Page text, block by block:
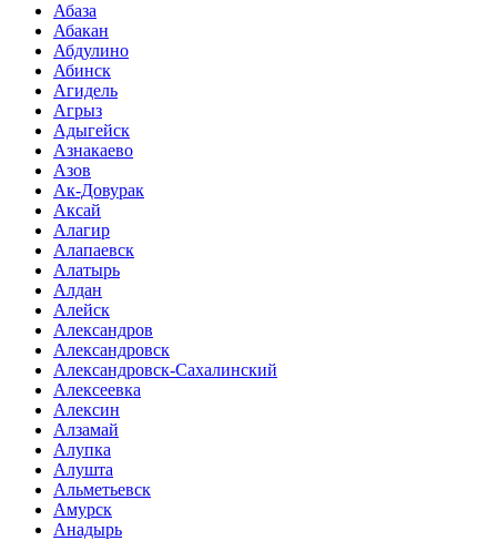
Абаза
Абакан
Абдулино
Абинск
Агидель
Агрыз
Адыгейск
Азнакаево
Азов
Ак-Довурак
Аксай
Алагир
Алапаевск
Алатырь
Алдан
Алейск
Александров
Александровск
Александровск-Сахалинский
Алексеевка
Алексин
Алзамай
Алупка
Алушта
Альметьевск
Амурск
Анадырь